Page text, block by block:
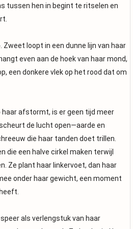
tussen hen in begint te ritselen en
Zweet loopt in een dunne lijn van haar
even aan de hoek van haar mond,
een donkere vlek op het rood dat om
afstormt, is er geen tijd meer
de lucht open—aarde en
die haar tanden doet trillen.
die een halve cirkel maken terwijl
Ze plant haar linkervoet, dan haar
onder haar gewicht, een moment
als verlengstuk van haar